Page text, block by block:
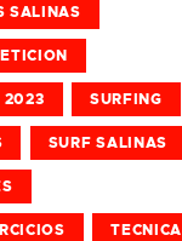
SALINAS
2023 SURFING
SURF SALINAS
TECNICA